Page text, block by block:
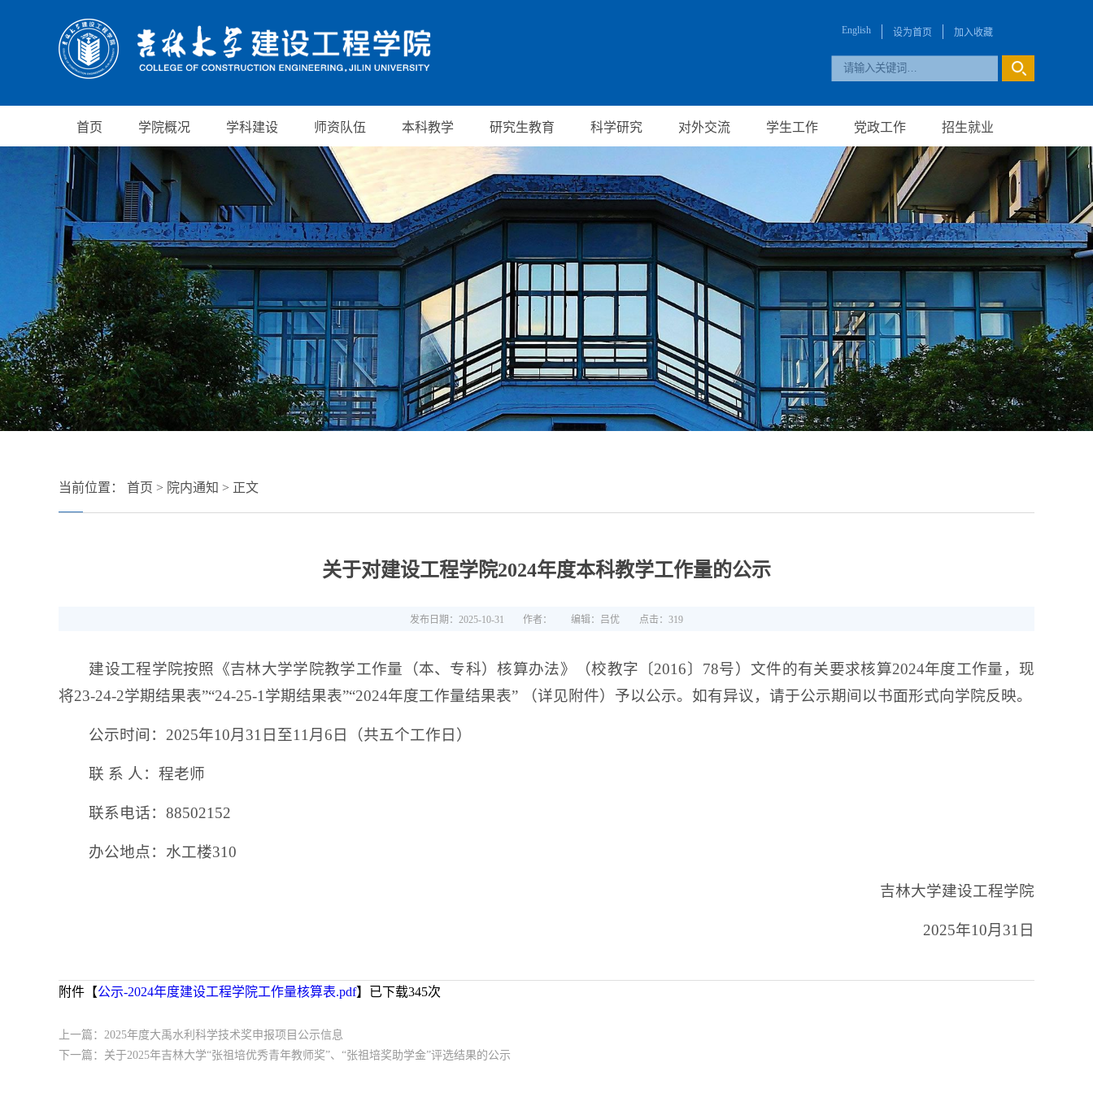
English 设为首页 加入收藏
首页 学院概况 学科建设 师资队伍 本科教学 研究生教育 科学研究 对外交流 学生工作 党政工作 招生就业
当前位置： 首页 > 院内通知 > 正文
关于对建设工程学院2024年度本科教学工作量的公示
发布日期：2025-10-31 作者： 编辑：吕优 点击： 319
建设工程学院按照《吉林大学学院教学工作量（本、专科）核算办法》（校教字〔2016〕78号）文件的有关要求核算2024年度工作量，现
将23-24-2学期结果表”“24-25-1学期结果表”“2024年度工作量结果表” （详见附件）予以公示。如有异议，请于公示期间以书面形式向学院反映。
公示时间：2025年10月31日至11月6日（共五个工作日）
联 系 人：程老师
联系电话：88502152
办公地点：水工楼310
吉林大学建设工程学院
2025年10月31日
附件【公示-2024年度建设工程学院工作量核算表.pdf】已下载345次
上一篇： 2025年度大禹水利科学技术奖申报项目公示信息
下一篇： 关于2025年吉林大学“张祖培优秀青年教师奖”、“张祖培奖助学金”评选结果的公示